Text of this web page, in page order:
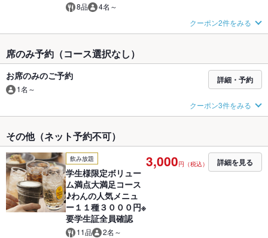
8品 4名～
クーポン2件をみる
席のみ予約（コース選択なし）
お席のみのご予約
1名～
詳細・予約
クーポン3件をみる
その他（ネット予約不可）
飲み放題
学生様限定ボリュー
ム満点大満足コース
♪わんの人気メニュ
ー１１種３０００円※
要学生証全員確認
11品 2名～
3,000円（税込） 詳細を見る